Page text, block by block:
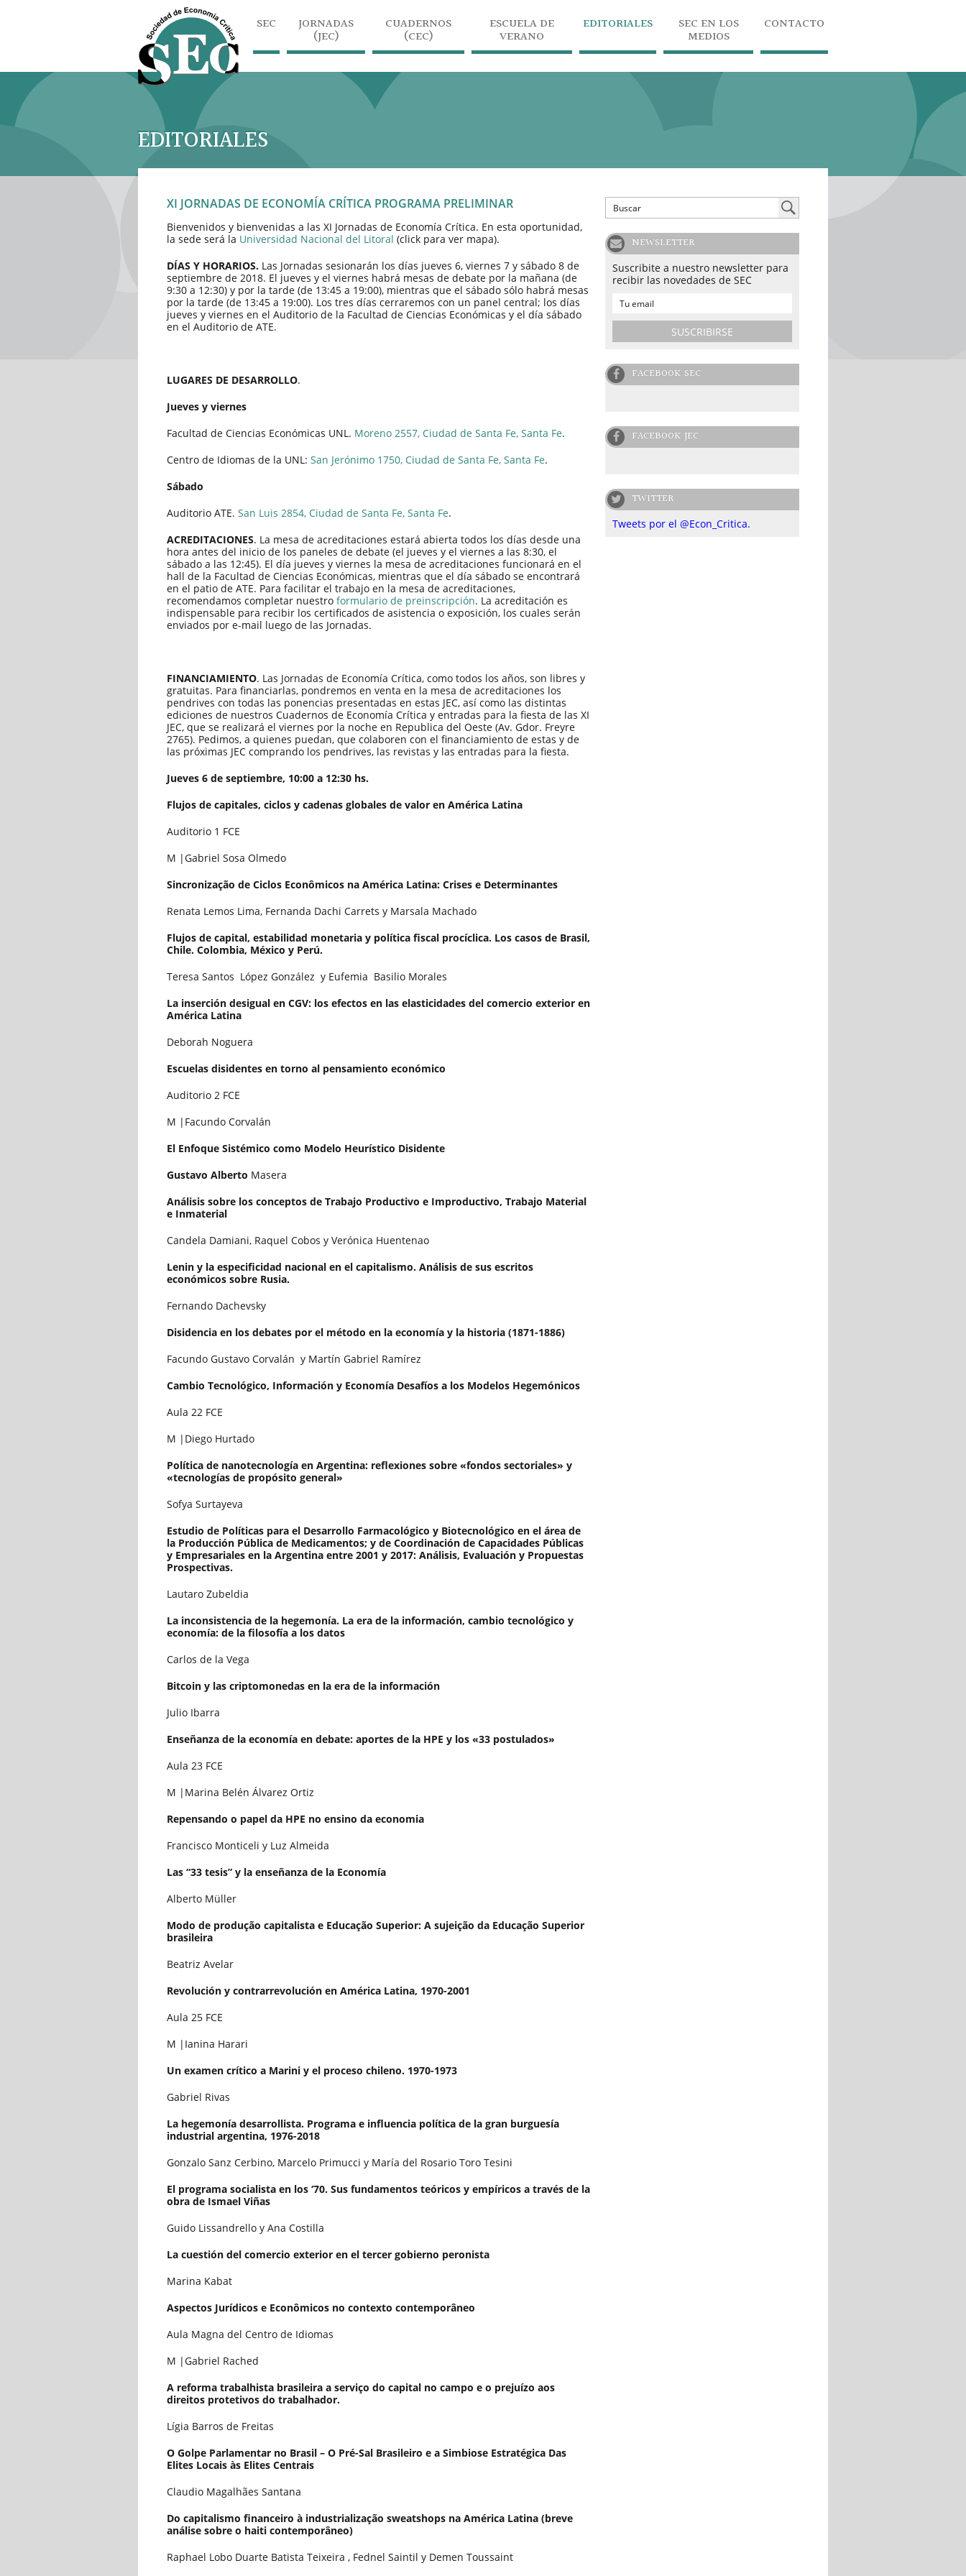
SEC JORNADAS
(JEC)
CUADERNOS
(CEC)
ESCUELA DE
VERANO
EDITORIALES SEC EN LOS
MEDIOS
CONTACTO
EDITORIALES
XI JORNADAS DE ECONOMÍA CRÍTICA PROGRAMA PRELIMINAR
Bienvenidos y bienvenidas a las XI Jornadas de Economía Crítica. En esta oportunidad,
la sede será la Universidad Nacional del Litoral (click para ver mapa).
DÍAS Y HORARIOS. Las Jornadas sesionarán los días jueves 6, viernes 7 y sábado 8 de
septiembre de 2018. El jueves y el viernes habrá mesas de debate por la mañana (de
9:30 a 12:30) y por la tarde (de 13:45 a 19:00), mientras que el sábado sólo habrá mesas
por la tarde (de 13:45 a 19:00). Los tres días cerraremos con un panel central; los días
jueves y viernes en el Auditorio de la Facultad de Ciencias Económicas y el día sábado
en el Auditorio de ATE.
LUGARES DE DESARROLLO.
Jueves y viernes
Facultad de Ciencias Económicas UNL. Moreno 2557, Ciudad de Santa Fe, Santa Fe.
Centro de Idiomas de la UNL: San Jerónimo 1750, Ciudad de Santa Fe, Santa Fe.
Sábado
Auditorio ATE. San Luis 2854, Ciudad de Santa Fe, Santa Fe.
ACREDITACIONES. La mesa de acreditaciones estará abierta todos los días desde una
hora antes del inicio de los paneles de debate (el jueves y el viernes a las 8:30, el
sábado a las 12:45). El día jueves y viernes la mesa de acreditaciones funcionará en el
hall de la Facultad de Ciencias Económicas, mientras que el día sábado se encontrará
en el patio de ATE. Para facilitar el trabajo en la mesa de acreditaciones,
recomendamos completar nuestro formulario de preinscripción. La acreditación es
indispensable para recibir los certificados de asistencia o exposición, los cuales serán
enviados por e-mail luego de las Jornadas.
FINANCIAMIENTO. Las Jornadas de Economía Crítica, como todos los años, son libres y
gratuitas. Para financiarlas, pondremos en venta en la mesa de acreditaciones los
pendrives con todas las ponencias presentadas en estas JEC, así como las distintas
ediciones de nuestros Cuadernos de Economía Crítica y entradas para la fiesta de las XI
JEC, que se realizará el viernes por la noche en Republica del Oeste (Av. Gdor. Freyre
2765). Pedimos, a quienes puedan, que colaboren con el financiamiento de estas y de
las próximas JEC comprando los pendrives, las revistas y las entradas para la fiesta.
Jueves 6 de septiembre, 10:00 a 12:30 hs.
Flujos de capitales, ciclos y cadenas globales de valor en América Latina
Auditorio 1 FCE
M |Gabriel Sosa Olmedo
Sincronização de Ciclos Econômicos na América Latina: Crises e Determinantes
Renata Lemos Lima, Fernanda Dachi Carrets y Marsala Machado
Flujos de capital, estabilidad monetaria y política fiscal procíclica. Los casos de Brasil,
Chile. Colombia, México y Perú.
Teresa Santos López González y Eufemia Basilio Morales
La inserción desigual en CGV: los efectos en las elasticidades del comercio exterior en
América Latina
Deborah Noguera
Escuelas disidentes en torno al pensamiento económico
Auditorio 2 FCE
M |Facundo Corvalán
El Enfoque Sistémico como Modelo Heurístico Disidente
Gustavo Alberto Masera
Análisis sobre los conceptos de Trabajo Productivo e Improductivo, Trabajo Material
e Inmaterial
Candela Damiani, Raquel Cobos y Verónica Huentenao
Lenin y la especificidad nacional en el capitalismo. Análisis de sus escritos
económicos sobre Rusia.
Fernando Dachevsky
Disidencia en los debates por el método en la economía y la historia (1871-1886)
Facundo Gustavo Corvalán y Martín Gabriel Ramírez
Cambio Tecnológico, Información y Economía Desafíos a los Modelos Hegemónicos
Aula 22 FCE
M |Diego Hurtado
Política de nanotecnología en Argentina: reflexiones sobre «fondos sectoriales» y
«tecnologías de propósito general»
Sofya Surtayeva
Estudio de Políticas para el Desarrollo Farmacológico y Biotecnológico en el área de
la Producción Pública de Medicamentos; y de Coordinación de Capacidades Públicas
y Empresariales en la Argentina entre 2001 y 2017: Análisis, Evaluación y Propuestas
Prospectivas.
Lautaro Zubeldia
La inconsistencia de la hegemonía. La era de la información, cambio tecnológico y
economía: de la filosofía a los datos
Carlos de la Vega
Bitcoin y las criptomonedas en la era de la información
Julio Ibarra
Enseñanza de la economía en debate: aportes de la HPE y los «33 postulados»
Aula 23 FCE
M |Marina Belén Álvarez Ortiz
Repensando o papel da HPE no ensino da economia
Francisco Monticeli y Luz Almeida
Las “33 tesis” y la enseñanza de la Economía
Alberto Müller
Modo de produção capitalista e Educação Superior: A sujeição da Educação Superior
brasileira
Beatriz Avelar
Revolución y contrarrevolución en América Latina, 1970-2001
Aula 25 FCE
M |Ianina Harari
Un examen crítico a Marini y el proceso chileno. 1970-1973
Gabriel Rivas
La hegemonía desarrollista. Programa e influencia política de la gran burguesía
industrial argentina, 1976-2018
Gonzalo Sanz Cerbino, Marcelo Primucci y María del Rosario Toro Tesini
El programa socialista en los ‘70. Sus fundamentos teóricos y empíricos a través de la
obra de Ismael Viñas
Guido Lissandrello y Ana Costilla
La cuestión del comercio exterior en el tercer gobierno peronista
Marina Kabat
Aspectos Jurídicos e Econômicos no contexto contemporâneo
Aula Magna del Centro de Idiomas
M |Gabriel Rached
A reforma trabalhista brasileira a serviço do capital no campo e o prejuízo aos
direitos protetivos do trabalhador.
Lígia Barros de Freitas
O Golpe Parlamentar no Brasil – O Pré-Sal Brasileiro e a Simbiose Estratégica Das
Elites Locais às Elites Centrais
Claudio Magalhães Santana
Do capitalismo financeiro à industrialização sweatshops na América Latina (breve
análise sobre o haiti contemporâneo)
Raphael Lobo Duarte Batista Teixeira , Fednel Saintil y Demen Toussaint
NEWSLETTER
Suscribite a nuestro newsletter para
recibir las novedades de SEC
FACEBOOK SEC
FACEBOOK JEC
TWITTER
Tweets por el @Econ_Critica.